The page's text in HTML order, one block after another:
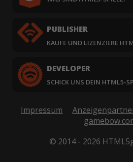
PUBLISHER
KAUFE UND LIZENZIERE
DEVELOPER
SCHICK UNS DEIN HTML5-
Impressum
© 2014 - 2026